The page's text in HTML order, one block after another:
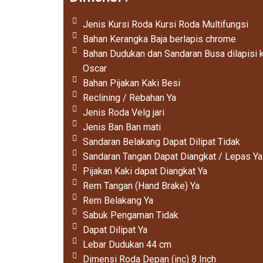
Jenis Kursi Roda Kursi Roda Multifungsi
Bahan Kerangka Baja berlapis chrome
Bahan Dudukan dan Sandaran Busa dilapisi
Oscar
Bahan Pijakan Kaki Besi
Reclining / Rebahan Ya
Jenis Roda Velg jari
Jenis Ban Ban mati
Sandaran Belakang Dapat Dilipat Tidak
Sandaran Tangan Dapat Diangkat / Lepas Ya
Pijakan Kaki dapat Diangkat Ya
Rem Tangan (Hand Brake) Ya
Rem Belakang Ya
Sabuk Pengaman Tidak
Dapat Dilipat Ya
Lebar Dudukan 44 cm
Dimensi Roda Depan (inc) 8 Inch